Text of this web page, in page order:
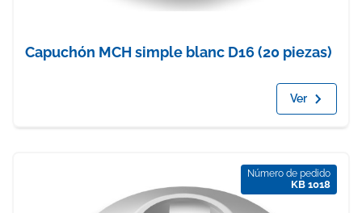
Capuchón MCH simple blanc D16 (20 piezas)
Ver
Número de pedido
KB 1018